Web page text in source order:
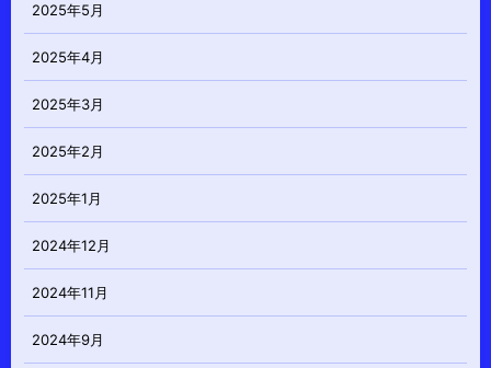
2025年5月
2025年4月
2025年3月
2025年2月
2025年1月
2024年12月
2024年11月
2024年9月